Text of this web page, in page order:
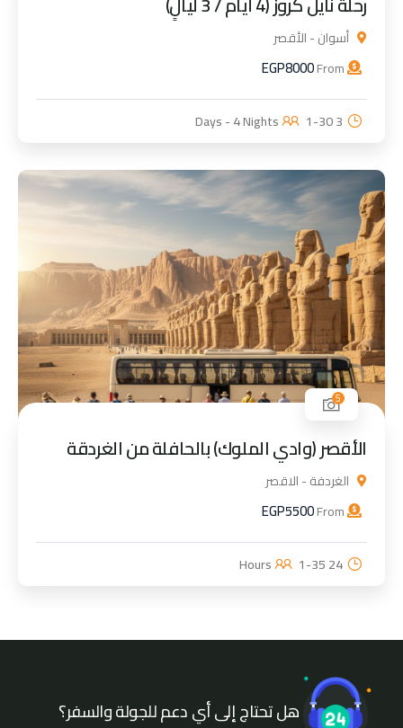
أسوان - الأقصر
EGP8000
3 Days - 4 Nights
1-30
5
الأقصر (وادي الملوك) بالحافلة من الغردقة
الغردفة - الاقصر
EGP5500
24 Hours
1-35
هل تحتاج إلى أي دعم للجولة والسفر؟